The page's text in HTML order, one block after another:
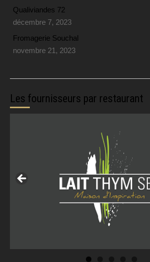
Qualiviandes 72
décembre 7, 2023
Fromagerie Souchal
novembre 21, 2023
Les fournisseurs par restaurant